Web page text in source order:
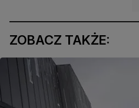
ZOBACZ TAKŻE: